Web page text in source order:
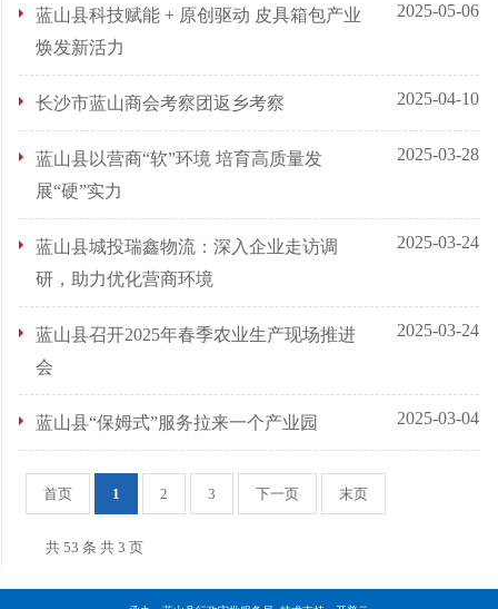
蓝山县科技赋能 + 原创驱动 皮具箱包产业
焕发新活力
2025-05-06
长沙市蓝山商会考察团返乡考察 2025-04-10
蓝山县以营商“软”环境 培育高质量发
展“硬”实力
2025-03-28
蓝山县城投瑞鑫物流：深入企业走访调
研，助力优化营商环境
2025-03-24
蓝山县召开2025年春季农业生产现场推进
会
2025-03-24
蓝山县“保姆式”服务拉来一个产业园 2025-03-04
首页 1 2 3 下一页 末页
共 53 条 共 3 页